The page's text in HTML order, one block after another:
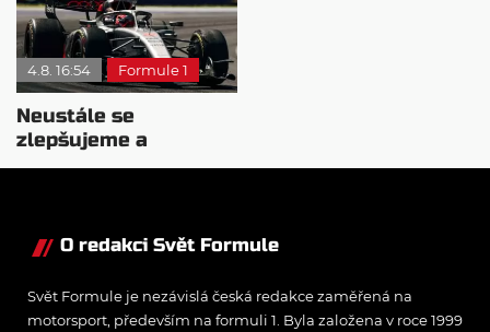
4.8. 16:54 Formule 1
Neustále se
zlepšujeme a
rosteme, chválí Audi
O redakci Svět Formule
Svět Formule je nezávislá česká redakce zaměřená na
motorsport, především na formuli 1. Byla založena v roce 1999